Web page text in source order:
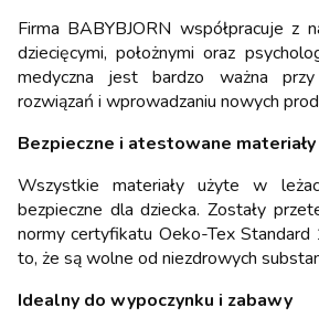
Firma BABYBJORN współpracuje z
dziecięcymi, położnymi oraz
medyczna jest bardzo ważna
rozwiązań i wprowadzaniu nowych
Bezpieczne i atestowane materiały
Wszystkie materiały użyte w
bezpieczne dla dziecka. Zostały
normy certyfikatu Oeko-Tex Standard
to, że są wolne od niezdrowych
Idealny do wypoczynku i zabawy